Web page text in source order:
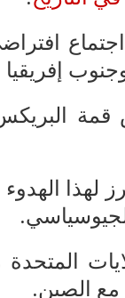
لهذا
الصين.